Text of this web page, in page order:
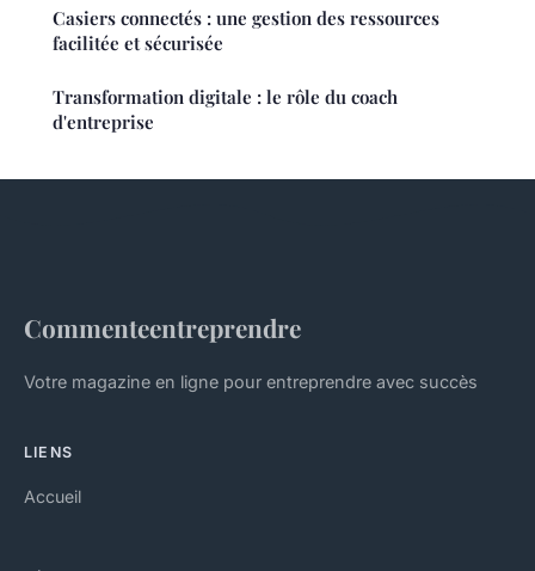
Casiers connectés : une gestion des ressources
facilitée et sécurisée
Transformation digitale : le rôle du coach
d'entreprise
Commenteentreprendre
Votre magazine en ligne pour entreprendre avec succès
LIENS
Accueil